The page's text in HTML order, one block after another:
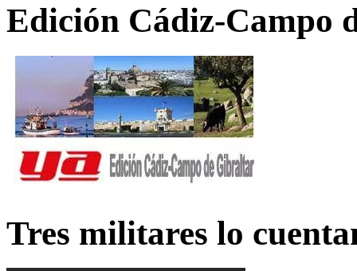
Edición Cádiz-Campo
Tres militares lo